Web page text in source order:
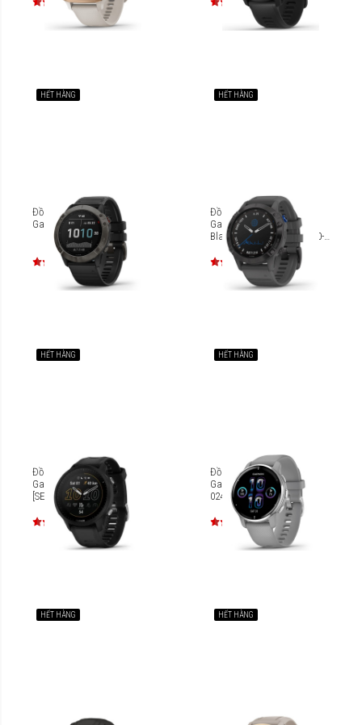
HẾT HÀNG
Đồng hồ thông minh
Garmin Fenix 6X Sapphire
HẾT HÀNG
Đồng hồ thông minh
Garmin Fenix 6 Pro Solar
Black Slate Gray Band [010-
02410-40]
HẾT HÀNG
Đồng hồ thông minh
Garmin Forerunner 955
[SEA_010-02638]
HẾT HÀNG
Đồng hồ thông minh
Garmin Venu 2 Plus [010-
02496]
HẾT HÀNG HẾT HÀNG